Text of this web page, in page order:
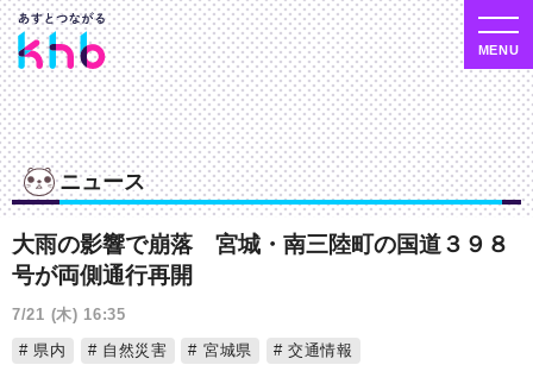
ニュース
大雨の影響で崩落 宮城・南三陸町の国道３９８
号が両側通行再開
7/21 (木) 16:35
県内
自然災害 宮城県 交通情報